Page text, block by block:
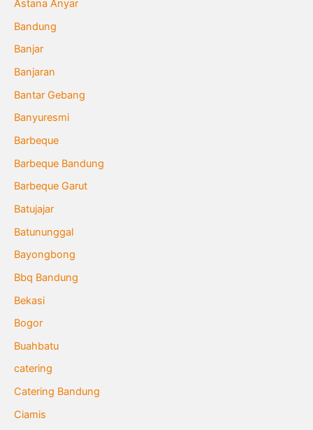
Astana Anyar
Bandung
Banjar
Banjaran
Bantar Gebang
Banyuresmi
Barbeque
Barbeque Bandung
Barbeque Garut
Batujajar
Batununggal
Bayongbong
Bbq Bandung
Bekasi
Bogor
Buahbatu
catering
Catering Bandung
Ciamis